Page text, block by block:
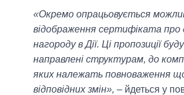
«Окремо опрацьовується
відображення сертифіката про
нагороду в Дії. Ці пропозиції
направлені структурам, до
яких належать повноваження
відповідних змін», – йдеться у